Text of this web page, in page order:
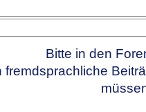
Bitte in den
fremdsprachliche